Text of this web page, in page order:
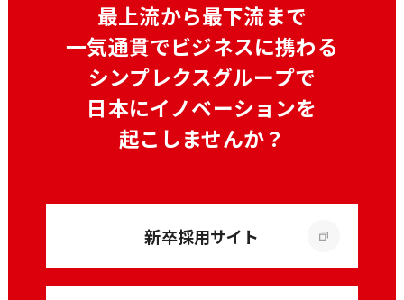
最上流から最下流まで
一気通貫でビジネスに携わる
シンプレクスグループで
日本にイノベーションを
起こしませんか？
新卒採用サイト